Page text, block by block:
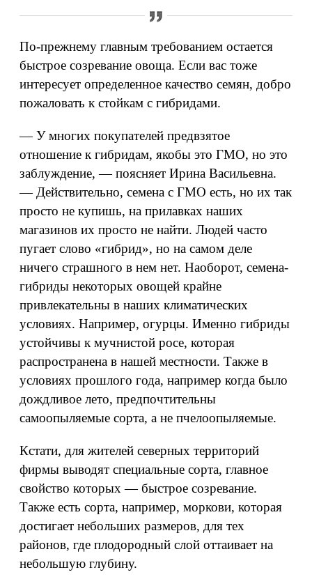
По-прежнему главным требованием остается
быстрое созревание овоща. Если вас тоже
интересует определенное качество семян, добро
пожаловать к стойкам с гибридами.
— У многих покупателей предвзятое
отношение к гибридам, якобы это ГМО, но это
заблуждение, — поясняет Ирина Васильевна.
— Действительно, семена с ГМО есть, но их так
просто не купишь, на прилавках наших
магазинов их просто не найти. Людей часто
пугает слово «гибрид», но на самом деле
ничего страшного в нем нет. Наоборот, семена-
гибриды некоторых овощей крайне
привлекательны в наших климатических
условиях. Например, огурцы. Именно гибриды
устойчивы к мучнистой росе, которая
распространена в нашей местности. Также в
условиях прошлого года, например когда было
дождливое лето, предпочтительны
самоопыляемые сорта, а не пчелоопыляемые.
Кстати, для жителей северных территорий
фирмы выводят специальные сорта, главное
свойство которых — быстрое созревание.
Также есть сорта, например, моркови, которая
достигает небольших размеров, для тех
районов, где плодородный слой оттаивает на
небольшую глубину.